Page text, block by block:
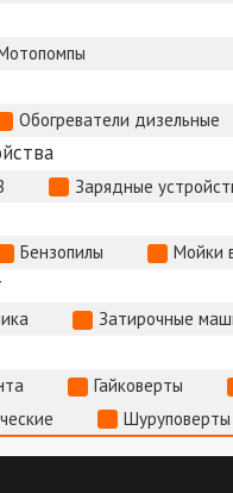
Обогреватели дизельные
Зарядные
Бензопилы Мойки
Затирочные
Гайковерты